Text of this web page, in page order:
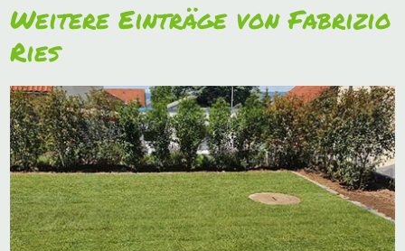
Weitere Einträge von Fabrizio
Ries